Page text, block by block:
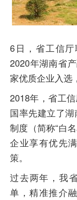
6日，省工信
2020年湖南省
家优质企业入选
2018年，省工
国率先建立了
制度（简称“白
企业享有优先
策。
过去两年，我
单，精准推介